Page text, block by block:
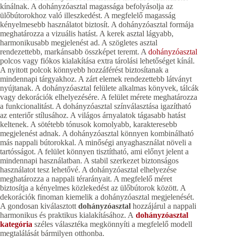
kínálnak. A dohányzóasztal magassága befolyásolja az
ülőbútorokhoz való illeszkedést. A megfelelő magasság
kényelmesebb használatot biztosít. A dohányzóasztal formája
meghatározza a vizuális hatást. A kerek asztal lágyabb,
harmonikusabb megjelenést ad. A szögletes asztal
rendezettebb, markánsabb összképet teremt. A dohányzóasztal
polcos vagy fiókos kialakítása extra tárolási lehetőséget kínál.
A nyitott polcok könnyebb hozzáférést biztosítanak a
mindennapi tárgyakhoz. A zárt elemek rendezettebb látványt
nyújtanak. A dohányzóasztal felülete alkalmas könyvek, tálcák
vagy dekorációk elhelyezésére. A felület mérete meghatározza
a funkcionalitást. A dohányzóasztal színválasztása igazítható
az enteriőr stílusához. A világos árnyalatok tágasabb hatást
keltenek. A sötétebb tónusok komolyabb, karakteresebb
megjelenést adnak. A dohányzóasztal könnyen kombinálható
más nappali bútorokkal. A minőségi anyaghasználat növeli a
tartósságot. A felület könnyen tisztítható, ami előnyt jelent a
mindennapi használatban. A stabil szerkezet biztonságos
használatot tesz lehetővé. A dohányzóasztal elhelyezése
meghatározza a nappali térarányait. A megfelelő méret
biztosítja a kényelmes közlekedést az ülőbútorok között. A
dekorációk finoman kiemelik a dohányzóasztal megjelenését.
A gondosan kiválasztott dohányzóasztal hozzájárul a nappali
harmonikus és praktikus kialakításához. A dohányzóasztal
kategória széles választéka megkönnyíti a megfelelő modell
megtalálását bármilyen otthonba.